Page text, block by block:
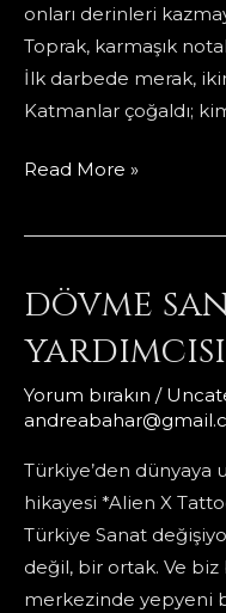
onları derinleri
Toprak, karmaşık
İlk darbede merak,
Katmanlar çoğaldı;
Babil
Read More »
dövme
Yorum bırakın /
Türkiye’den dünyaya
hikayesi *Alien X
Türkiye Sanat
değil, bir ortak. Ve
merkezinde yepyeni